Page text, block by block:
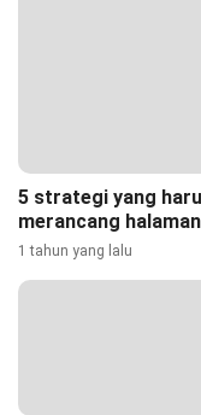
5 strategi yang
merancang
1 tahun yang lalu